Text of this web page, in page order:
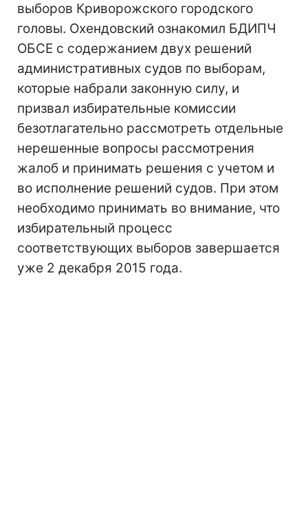
выборов Криворожского городского
головы. Охендовский ознакомил БДИПЧ
ОБСЕ с содержанием двух решений
административных судов по выборам,
которые набрали законную силу, и
призвал избирательные комиссии
безотлагательно рассмотреть отдельные
нерешенные вопросы рассмотрения
жалоб и принимать решения с учетом и
во исполнение решений судов. При этом
необходимо принимать во внимание, что
избирательный процесс
соответствующих выборов завершается
уже 2 декабря 2015 года.